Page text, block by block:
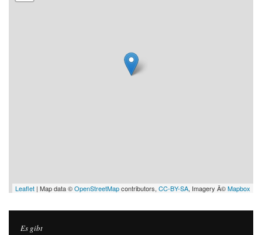
Leaflet | Map data ©OpenStreetMapcontributors, CC-BY-SA, Imagery Â©Mapbox
Es gibt